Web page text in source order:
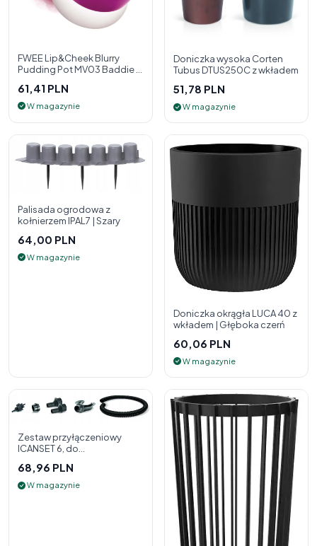
FWEE Lip&Cheek Blurry
Pudding Pot MV03 Baddie 5
policzk
61,41 PLN
W magazynie
Doniczka wysoka Corten
Tubus DTUS250C z wkładem
51,78 PLN
W magazynie
Palisada ogrodowa z
kołnierzem IPAL7 | Szary
64,00 PLN
W magazynie
Doniczka okrągła LUCA 40 z
wkładem | Głęboka czerń
60,06 PLN
W magazynie
Zestaw przyłączeniowy
ICANSET 6, do
68,96 PLN
W magazynie